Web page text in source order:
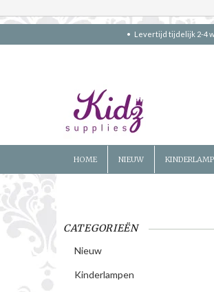
Levertijd tijdelijk 2-4
HOME NIEUW
CATEGORIEËN
Nieuw
Kinderlampen